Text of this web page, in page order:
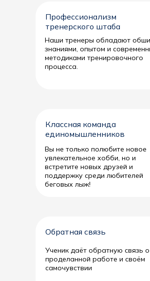
Классная команда
единомышленников
Вы не только полюбите новое
увлекательное хобби, но и
встретите новых друзей и
поддержку среди любителей
беговых лыж!
Обратная связь
Ученик даёт обратную связь о
проделанной работе и своём
самочувствии
Профессионализм
тренерского штаба
Наши тренеры обладают
знаниями, опытом и
методиками тренировочного
процесса.